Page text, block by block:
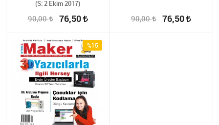
(S: 2 Ekim 2017)
90,00 76,50 90,00 76,50
%15